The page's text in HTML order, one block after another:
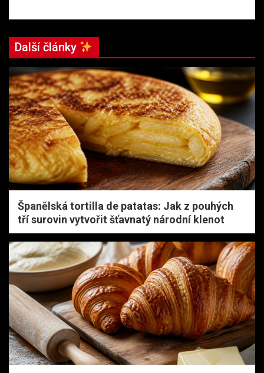
Další články
Španělská tortilla de patatas: Jak z pouhých
tří surovin vytvořit šťavnatý národní klenot